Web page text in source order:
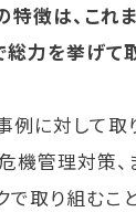
特徴は、これ
力を挙げて
例に対して取
機管理対策、
で取り組むこ